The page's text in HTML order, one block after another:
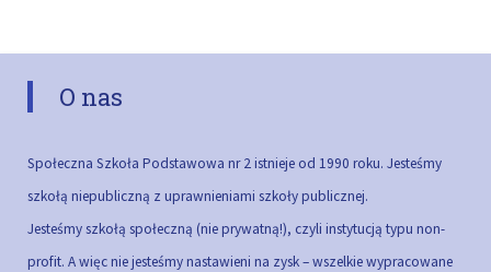
O nas
Społeczna Szkoła Podstawowa nr 2 istnieje od 1990 roku. Jesteśmy
szkołą niepubliczną z uprawnieniami szkoły publicznej.
Jesteśmy szkołą społeczną (nie prywatną!), czyli instytucją typu non-
profit. A więc nie jesteśmy nastawieni na zysk – wszelkie wypracowane